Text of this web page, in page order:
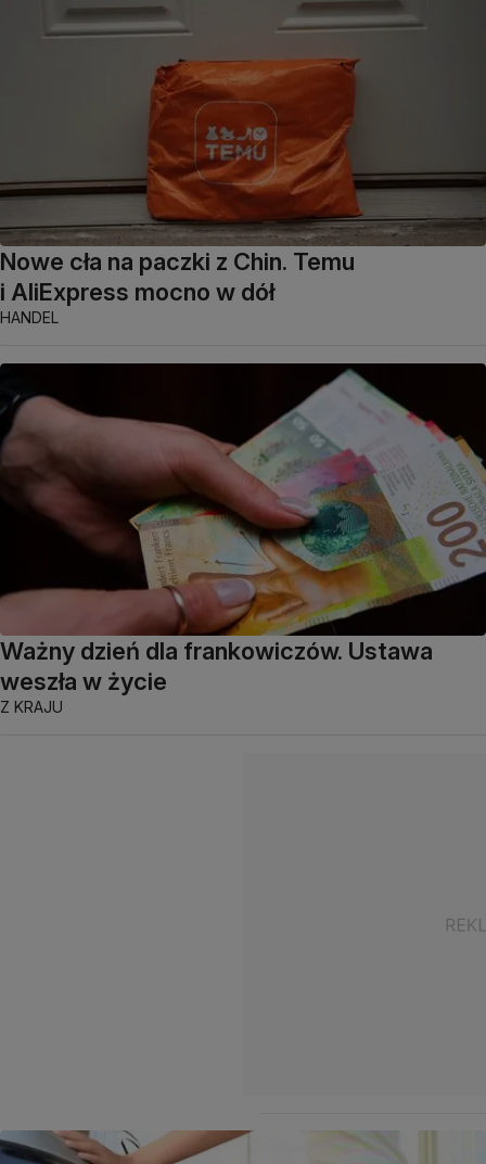
Nowe cła na paczki z Chin. Temu
i AliExpress mocno w dół
HANDEL
Ważny dzień dla frankowiczów. Ustawa
weszła w życie
Z KRAJU